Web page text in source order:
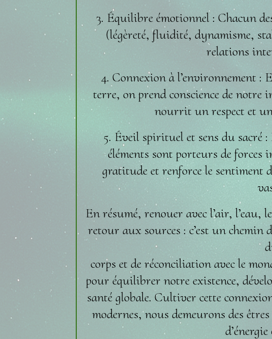
3. Équilibre émotionnel : Chacun
(légèreté, fluidité, dynamisme,
relations
4. Connexion à l’environnement :
terre, on prend conscience de notre
nourrit un respect et un
5. Éveil spirituel et sens du sacré
éléments sont porteurs de forces
gratitude et renforce le sentiment
En résumé, renouer avec l’air, l’eau,
retour aux sources : c’est un chemin
corps et de réconciliation avec le
pour équilibrer notre existence,
santé globale. Cultiver cette
modernes, nous demeurons des